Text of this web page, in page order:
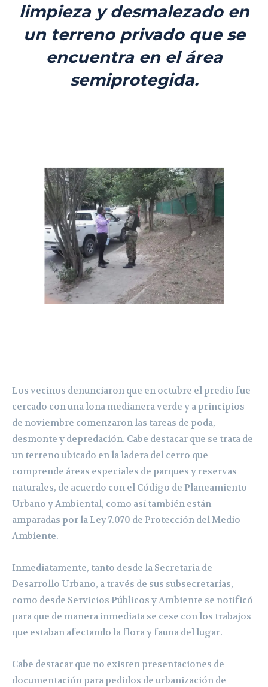
limpieza y desmalezado en
un terreno privado que se
encuentra en el área
semiprotegida.
Los vecinos denunciaron que en octubre el predio fue
cercado con una lona medianera verde y a principios
de noviembre comenzaron las tareas de poda,
desmonte y depredación. Cabe destacar que se trata de
un terreno ubicado en la ladera del cerro que
comprende áreas especiales de parques y reservas
naturales, de acuerdo con el Código de Planeamiento
Urbano y Ambiental, como así también están
amparadas por la Ley 7.070 de Protección del Medio
Ambiente.
Inmediatamente, tanto desde la Secretaria de
Desarrollo Urbano, a través de sus subsecretarías,
como desde Servicios Públicos y Ambiente se notificó
para que de manera inmediata se cese con los trabajos
que estaban afectando la flora y fauna del lugar.
Cabe destacar que no existen presentaciones de
documentación para pedidos de urbanización de